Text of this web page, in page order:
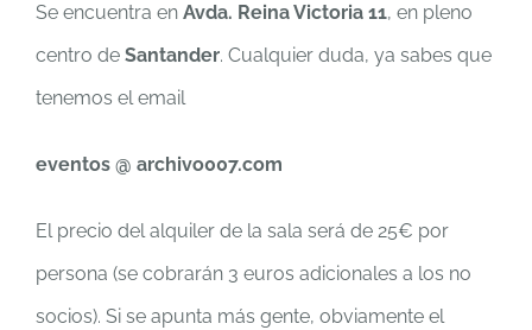
Se encuentra en Avda. Reina Victoria 11, en pleno
centro de Santander. Cualquier duda, ya sabes que
tenemos el email
eventos @ archivo007.com
El precio del alquiler de la sala será de 25€ por
persona (se cobrarán 3 euros adicionales a los no
socios). Si se apunta más gente, obviamente el